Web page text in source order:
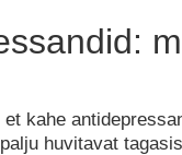
kahe
huvitavat